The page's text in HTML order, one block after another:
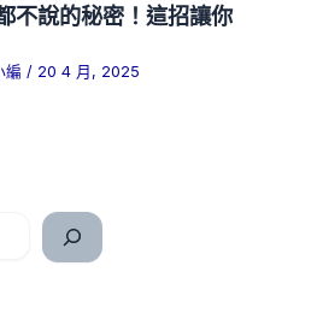
不說的秘密！這招讓你
編/ 20 4 月, 2025